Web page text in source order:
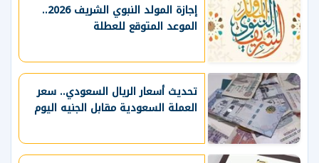
إجازة المولد النبوي الشريف 2026..
الموعد المتوقع للعطلة
تحديث أسعار الريال السعودي.. سعر
العملة السعودية مقابل الجنيه اليوم